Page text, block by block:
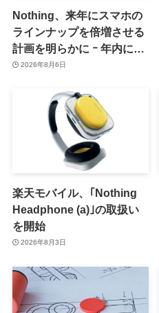
Nothing、来年にスマホの
ラインナップを倍増させる
計画を明らかに ｰ 年内には
更なる新製品も投入へ
2026年8月6日
楽天モバイル、｢Nothing
Headphone (a)｣の取扱い
を開始
2026年8月3日